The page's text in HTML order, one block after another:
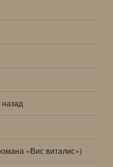
«Вис виталис»)